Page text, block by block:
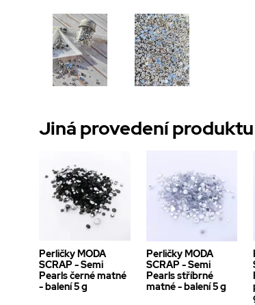
Jiná provedení produktu
Perličky MODA
SCRAP - Semi
Pearls černé matné
- balení 5 g
Perličky MODA
SCRAP - Semi
Pearls stříbrné
matné - balení 5 g